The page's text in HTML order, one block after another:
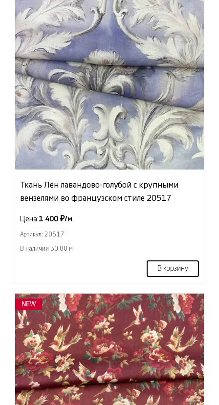
Ткань Лён лавандово-голубой с крупными
вензелями во французском стиле 20517
Цена:1 400 ₽/м
Артикул: 20517
В наличии 30.80 м
В корзину
NEW